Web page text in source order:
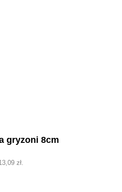
gryzoni 8cm
zł.